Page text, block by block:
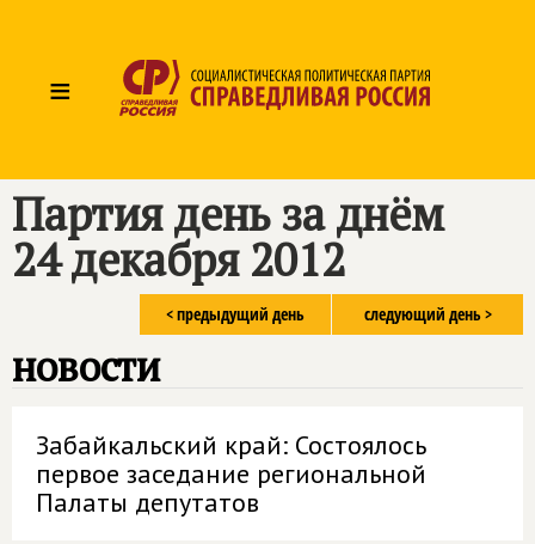
≡
Партия день за днём
24 декабря 2012
следующий день >
< предыдущий день
новости
Забайкальский край: Состоялось
первое заседание региональной
Палаты депутатов